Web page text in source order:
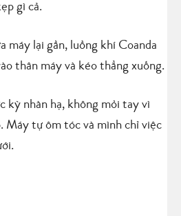
gì cả.
máy lại gần, luồng khí Coanda
thân máy và kéo thẳng xuống.
kỳ nhàn hạ, không mỏi tay vì
Máy tự ôm tóc và mình chỉ việc